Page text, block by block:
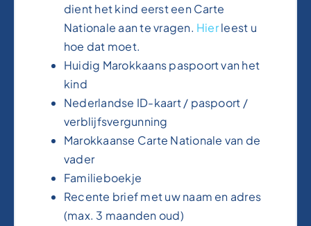
dient het kind eerst een Carte
Nationale aan te vragen. Hierleest u
hoe dat moet.
Huidig Marokkaans paspoort van het
kind
Nederlandse ID-kaart / paspoort /
verblijfsvergunning
Marokkaanse Carte Nationale van de
vader
Familieboekje
Recente brief met uw naam en adres
(max. 3 maanden oud)